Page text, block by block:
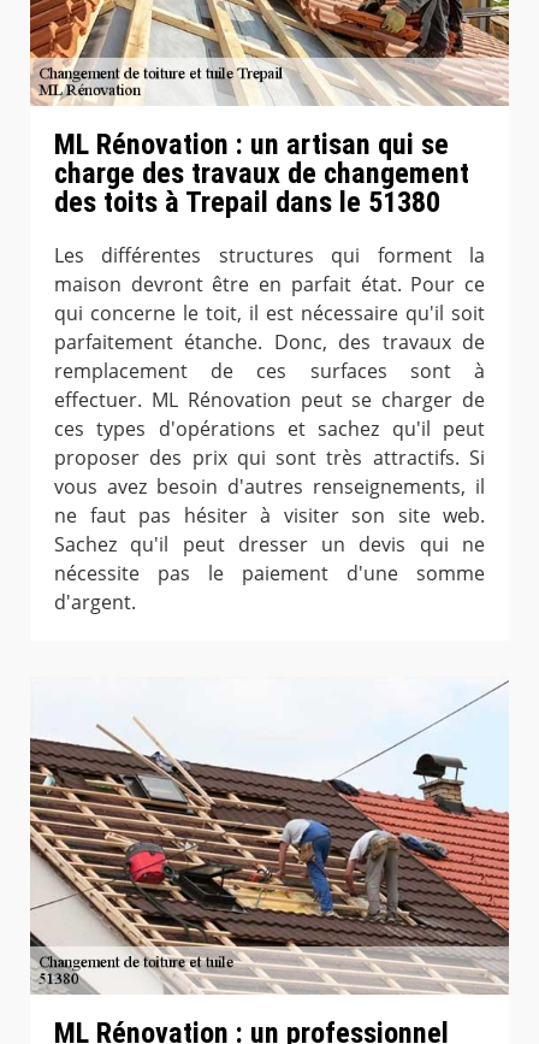
ML Rénovation : un artisan qui se
charge des travaux de changement
des toits à Trepail dans le 51380
Les différentes structures qui forment la
maison devront être en parfait état. Pour ce
qui concerne le toit, il est nécessaire qu'il soit
parfaitement étanche. Donc, des travaux de
remplacement de ces surfaces sont à
effectuer. ML Rénovation peut se charger de
ces types d'opérations et sachez qu'il peut
proposer des prix qui sont très attractifs. Si
vous avez besoin d'autres renseignements, il
ne faut pas hésiter à visiter son site web.
Sachez qu'il peut dresser un devis qui ne
nécessite pas le paiement d'une somme
d'argent.
ML Rénovation : un professionnel